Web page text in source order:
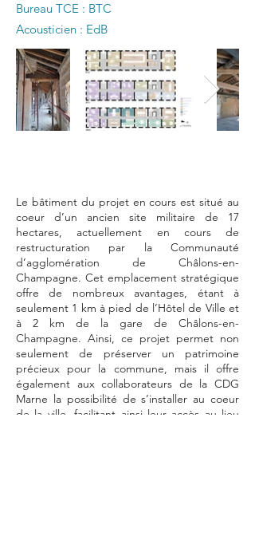
Bureau TCE : BTC
Acousticien : EdB
Le bâtiment du projet en cours est situé au
coeur d’un ancien site militaire de 17
hectares, actuellement en cours de
restructuration par la Communauté
d’agglomération de Châlons-en-
Champagne. Cet emplacement stratégique
offre de nombreux avantages, étant à
seulement 1 km à pied de l’Hôtel de Ville et
à 2 km de la gare de Châlons-en-
Champagne. Ainsi, ce projet permet non
seulement de préserver un patrimoine
précieux pour la commune, mais il offre
également aux collaborateurs de la CDG
Marne la possibilité de s’installer au coeur
de la ville, facilitant ainsi leur accès au lieu